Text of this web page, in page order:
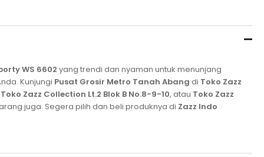
WS 6602 yang trendi dan nyaman untuk menunjang
Kunjungi Pusat Grosir Metro Tanah Abang di Toko Zazz
Toko Zazz Collection Lt.2 Blok B No.8-9-10, atau Toko Zazz
juga. Segera pilih dan beli produknya di Zazz Indo